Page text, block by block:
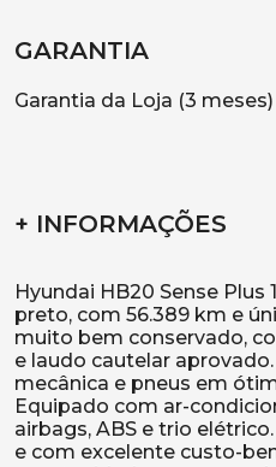
GARANTIA
Garantia da Loja (3 meses)
+ INFORMAÇÕES
Hyundai HB20 Sense Plus
preto, com 56.389 km e
muito bem conservado,
e laudo cautelar
mecânica e pneus em
Equipado com ar-
airbags, ABS e trio
e com excelente custo-